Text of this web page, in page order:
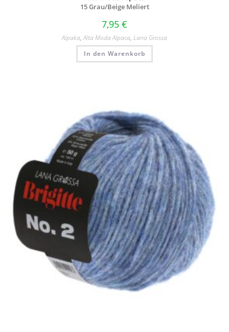
15 Grau/Beige Meliert
7,95 €
Alpaka,Alta Moda Alpaca, Lana Grossa
In den Warenkorb